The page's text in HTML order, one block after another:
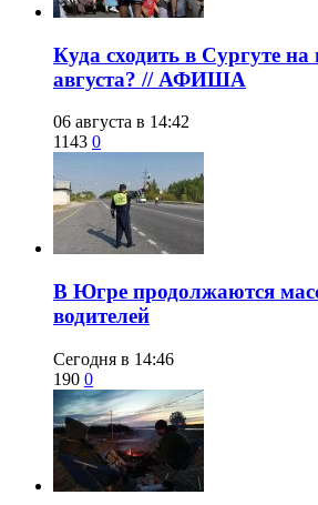
​Куда сходить в Сургуте
августа? // АФИША
06 августа в 14:42
1143 0
​В Югре продолжаются
водителей
Сегодня в 14:46
190 0